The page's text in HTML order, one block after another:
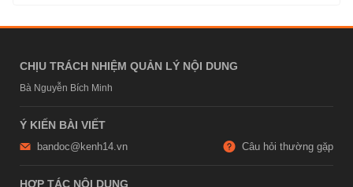
CHỊU TRÁCH NHIỆM QUẢN LÝ NỘI DUNG
Bà Nguyễn Bích Minh
Ý KIẾN BÀI VIẾT
bandoc@kenh14.vn Câu hỏi thường gặp
HỢP TÁC NỘI DUNG